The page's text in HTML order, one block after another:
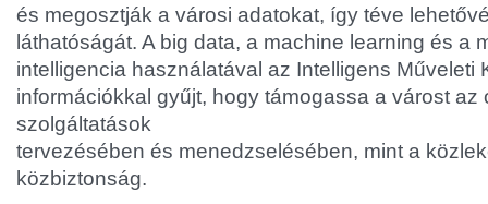
és megosztják a városi adatokat, így téve
láthatóságát. A big data, a machine learning és a
intelligencia használatával az Intelligens Műveleti
információkkal gyűjt, hogy támogassa a várost az
szolgáltatások
tervezésében és menedzselésében, mint a
közbiztonság.